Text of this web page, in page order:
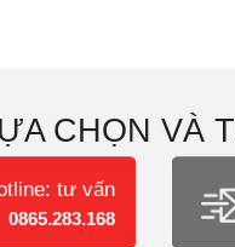
CHỌN VÀ
tư vấn
0865.283.168